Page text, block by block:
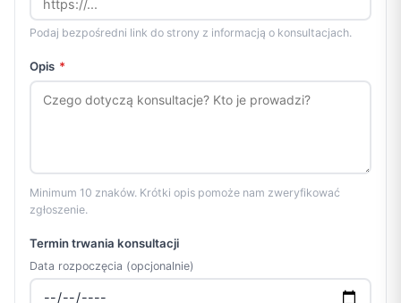
Podaj bezpośredni link do strony z informacją o konsultacjach.
Opis *
Minimum 10 znaków. Krótki opis pomoże nam zweryfikować
zgłoszenie.
Termin trwania konsultacji
Data rozpoczęcia (opcjonalnie)